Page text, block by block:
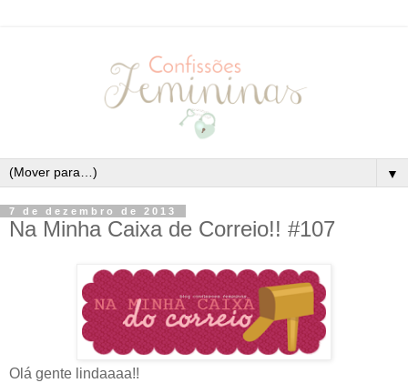
▼
7 de dezembro de 2013
Na Minha Caixa de Correio!! #107
Olá gente lindaaaa!!